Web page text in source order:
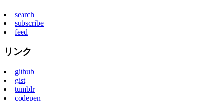
search
subscribe
feed
リンク
github
gist
tumblr
codepen